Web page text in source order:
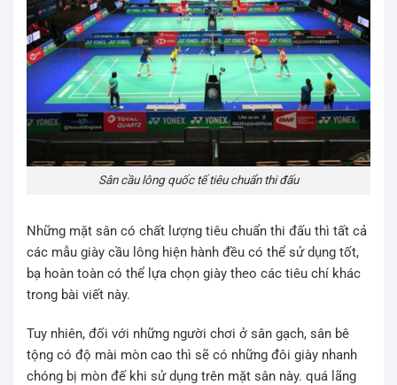
Sân cầu lông quốc tế tiêu chuẩn thi đấu
Những mặt sân có chất lượng tiêu chuẩn thi đấu thì tất cả
các mẫu giày cầu lông hiện hành đều có thể sử dụng tốt,
bạ hoàn toàn có thể lựa chọn giày theo các tiêu chí khác
trong bài viết này.
Tuy nhiên, đối với những người chơi ở sân gạch, sân bê
tộng có độ mài mòn cao thì sẽ có những đôi giày nhanh
chóng bị mòn đế khi sử dụng trên mặt sân này. quá lãng